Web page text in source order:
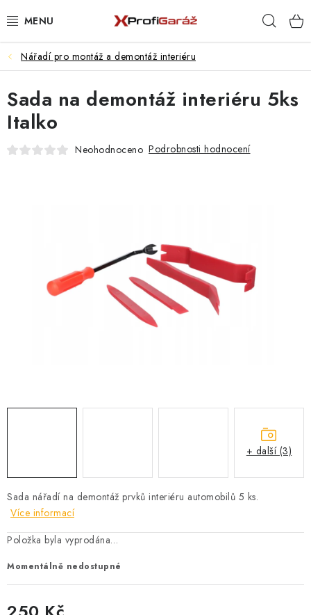
na
REALIZACE & ŘEŠENÍ
AKCE A NOVINKY
VYBAVENÍ PNEUSERVISU
ČIŠTĚNÍ A MYTÍ
Cookies
Ochrana osobních údajú
Jak funguje Zásilkovna?
LICENCE K FOTOGRAFIÍM
Doplňkové služby Profigaráž.cz
Nářadí pro montáž a demontáž interiéru
Sada nářadí na demontáž prvků interiéru automobilů 5 ks.
Více informací
Položka byla vyprodána…
Momentálně nedostupné
Sada na demontáž interiéru 5ks
Italko
Neohodnoceno Podrobnosti hodnocení
+ další (3)